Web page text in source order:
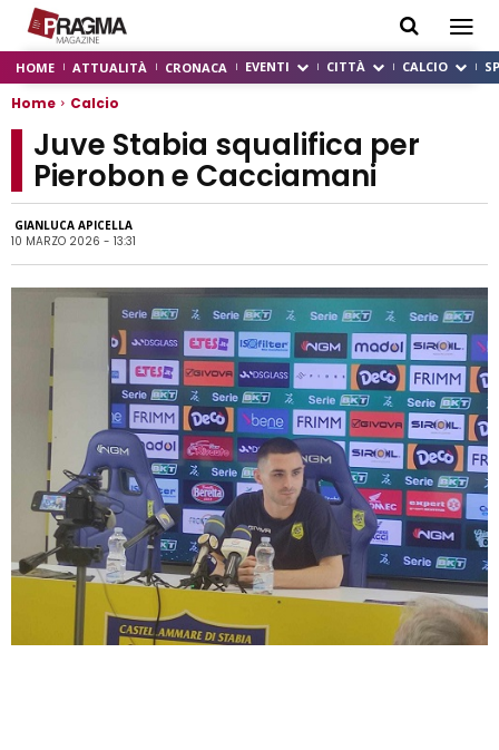
HOME ATTUALITÀ CRONACA EVENTI CITTÀ CALCIO
Home Calcio
Juve Stabia squalifica per
Pierobon e Cacciamani
GIANLUCA APICELLA
10 MARZO 2026 - 13:31